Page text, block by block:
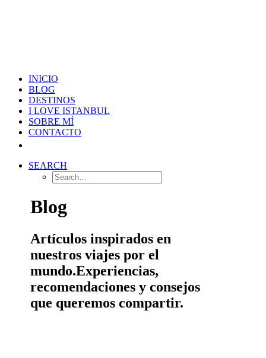
INICIO
BLOG
DESTINOS
I LOVE ISTANBUL
SOBRE MÍ
CONTACTO
SEARCH
Blog
Artículos inspirados en
nuestros viajes por el
mundo.Experiencias,
recomendaciones y consejos
que queremos compartir.